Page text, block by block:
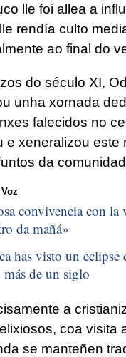
lle foi allea a
rendía culto
ao final do
do século XI,
unha xornada
falecidos no
e xeneralizou este
da
convivencia con la
da mañá»
has visto un eclipse
de un siglo
a
coa visita
se manteñen